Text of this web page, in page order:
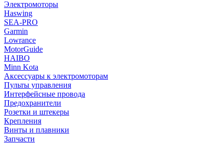
Электромоторы
Haswing
SEA-PRO
Garmin
Lowrance
MotorGuide
HAIBO
Minn Kota
Аксессуары к электромоторам
Пульты управления
Интерфейсные провода
Предохранители
Розетки и штекеры
Крепления
Винты и плавники
Запчасти